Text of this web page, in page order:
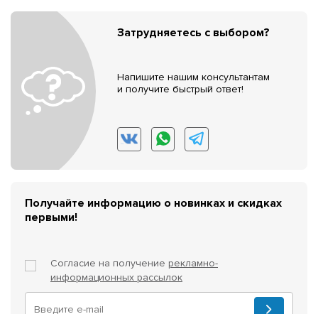
Затрудняетесь с выбором?
Напишите нашим консультантам
и получите быстрый ответ!
Получайте информацию о новинках и скидках
первыми!
Согласие на получение рекламно-
информационных рассылок